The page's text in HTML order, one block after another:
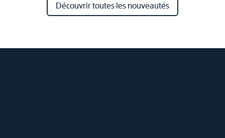
Découvrir toutes les nouveautés